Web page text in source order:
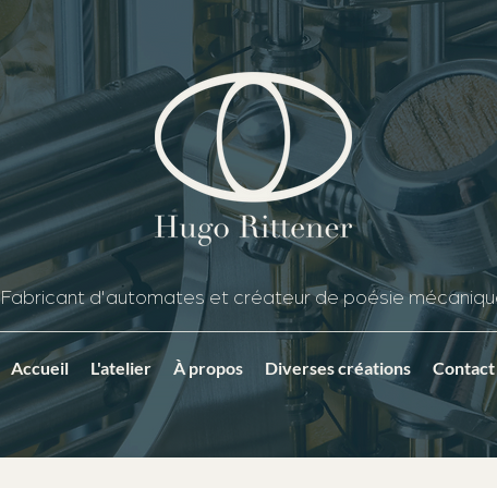
Fabricant d'automates et créateur de poésie
Accueil L'atelier À propos Diverses créations Contact